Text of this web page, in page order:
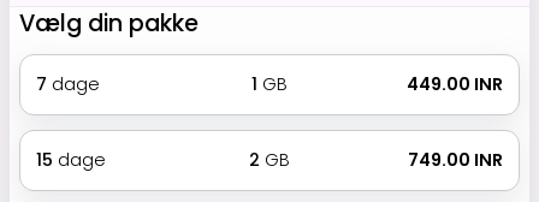
Vælg din pakke
7 dage 1 GB ₹ 449.00 INR
15 dage 2 GB ₹ 749.00 INR